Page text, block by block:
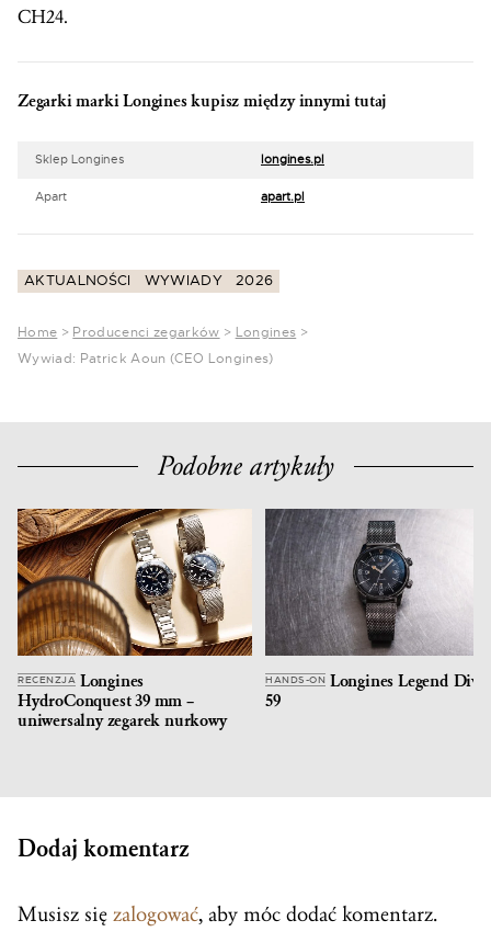
CH24.
Zegarki marki Longines kupisz między innymi tutaj
Sklep Longines longines.pl
Apart apart.pl
AKTUALNOŚCI WYWIADY 2026
Home > Producenci zegarków > Longines >
Wywiad: Patrick Aoun (CEO Longines)
Podobne artykuły
RECENZJA Longines
HydroConquest 39 mm –
uniwersalny zegarek nurkowy
HANDS-ON Longines Legend
59
Dodaj komentarz
Musisz się zalogować, aby móc dodać komentarz.